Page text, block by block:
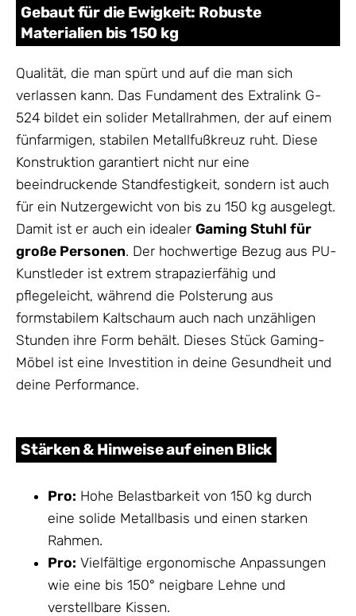
Gebaut für die Ewigkeit: Robuste
Materialien bis 150 kg
Qualität, die man spürt und auf die man sich
verlassen kann. Das Fundament des Extralink G-
524 bildet ein solider Metallrahmen, der auf einem
fünfarmigen, stabilen Metallfußkreuz ruht. Diese
Konstruktion garantiert nicht nur eine
beeindruckende Standfestigkeit, sondern ist auch
für ein Nutzergewicht von bis zu 150 kg ausgelegt.
Damit ist er auch ein idealer Gaming Stuhl für
große Personen. Der hochwertige Bezug aus PU-
Kunstleder ist extrem strapazierfähig und
pflegeleicht, während die Polsterung aus
formstabilem Kaltschaum auch nach unzähligen
Stunden ihre Form behält. Dieses Stück Gaming-
Möbel ist eine Investition in deine Gesundheit und
deine Performance.
Stärken & Hinweise auf einen Blick
Pro: Hohe Belastbarkeit von 150 kg durch
eine solide Metallbasis und einen starken
Rahmen.
Pro: Vielfältige ergonomische Anpassungen
wie eine bis 150° neigbare Lehne und
verstellbare Kissen.